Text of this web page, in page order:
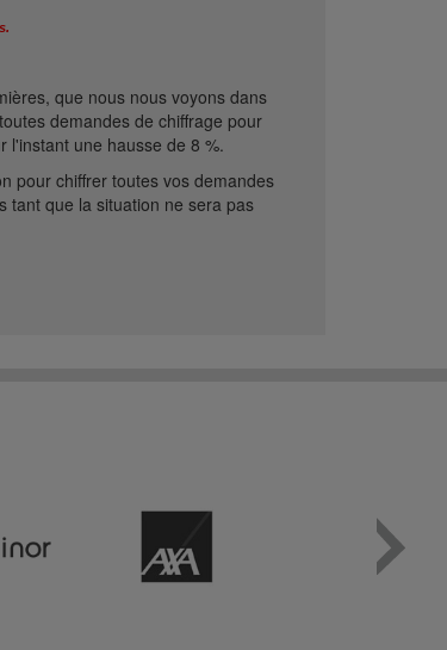
que nous nous voyons dans
demandes de chiffrage pour
l'instant une hausse de 8 %.
pour chiffrer toutes vos demandes
tant que la situation ne sera pas